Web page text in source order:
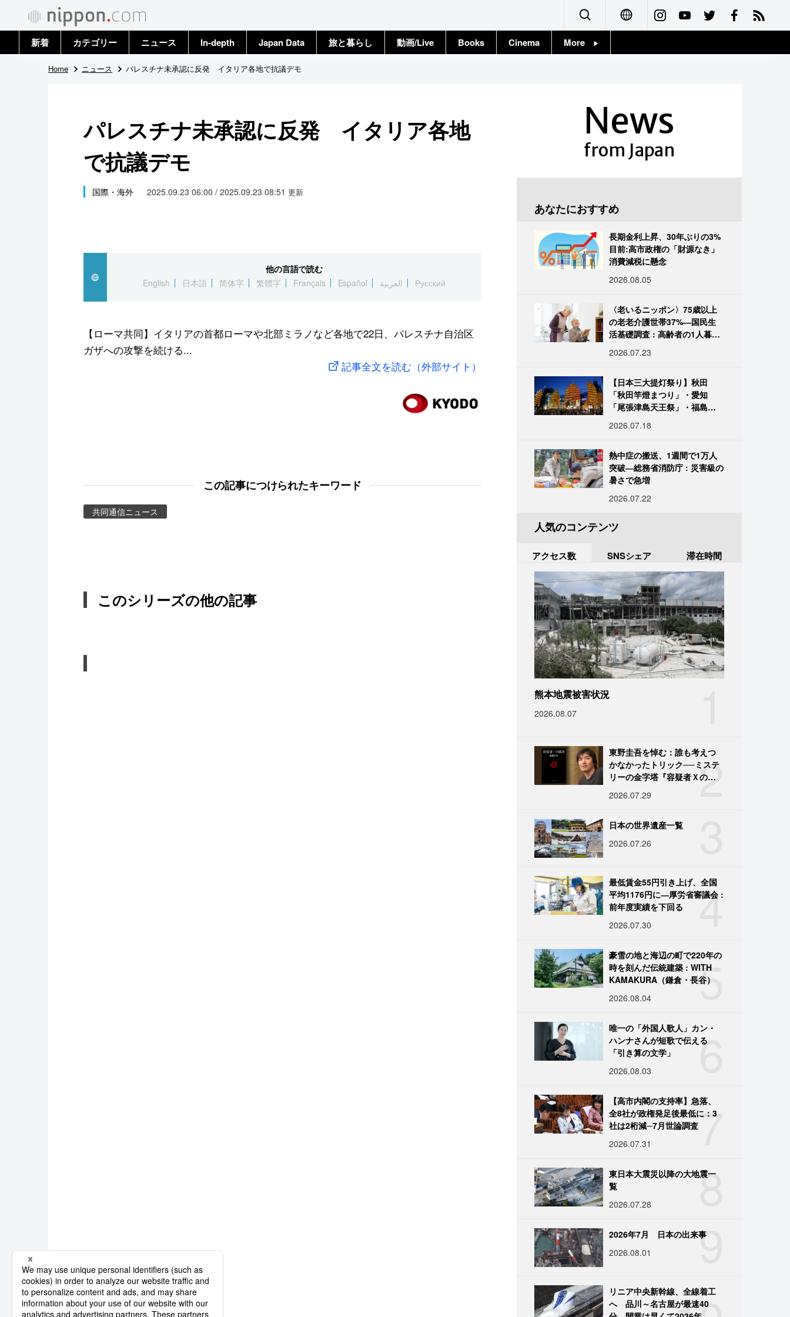
Français
新着 カテゴリー
政治・外交
国際
社会
文化
スポーツ・東京2020
ニュース
トップ
In-depth Japan Data 旅と暮らし 動画/Live Books Cinema More
Home ニュース パレスチナ未承認に反発 イタリア各地で抗議デモ
パレスチナ未承認に反発 イタリア各地
で抗議デモ
国際・海外 2025.09.23 06:00 / 2025.09.23 08:51 更新
他の言語で読む
English
日本語 简体字 繁體字 Français Español العربية Русский
【ローマ共同】イタリアの首都ローマや北部ミラノなど各地で22日、パレスチナ自治区
ガザへの攻撃を続ける...
記事全文を読む（外部サイト）
この記事につけられたキーワード
共同通信ニュース
このシリーズの他の記事
News
from Japan
あなたにおすすめ
長期金利上昇、30年ぶりの3%
目前:高市政権の「財源なき」
消費減税に懸念
2026.08.05
〈老いるニッポン〉75歳以上
の老老介護世帯37%―国民生
活基礎調査 : 高齢者の1人暮ら
2026.07.23
【日本三大提灯祭り】秋田
「秋田竿燈まつり」・愛知
「尾張津島天王祭」・福島
だしい灯火が夜空を照らす光
2026.07.18
熱中症の搬送、1週間で1万人
突破―総務省消防庁 : 災害級の
暑さで急増
2026.07.22
人気のコンテンツ
アクセス数 SNSシェア 滞在時間
熊本地震被害状況
2026.08.07
2
東野圭吾を悼む：誰も考えつ
かなかったトリック──ミステ
リーの金字塔『容疑者Ｘの献
2026.07.29
日本の世界遺産一覧
2026.07.26
4
最低賃金55円引き上げ、全国
平均1176円に―厚労省審議会 :
前年度実績を下回る
2026.07.30
5
豪雪の地と海辺の町で220年の
時を刻んだ伝統建築 : WITH
KAMAKURA（鎌倉・長谷）
2026.08.04
6
唯一の「外国人歌人」カン・
ハンナさんが短歌で伝える
「引き算の文学」
2026.08.03
7
【高市内閣の支持率】急落、
全8社が政権発足後最低に：3
社は2桁減─7月世論調査
2026.07.31
8
東日本大震災以降の大地震一
覧
2026.07.28
9
2026年7月 日本の出来事
2026.08.01
リニア中央新幹線、全線着工
へ 品川～名古屋が最速40